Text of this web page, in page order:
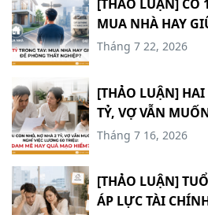
[THẢO LUẬN] CÓ
MUA NHÀ HAY
Tháng 7 22, 2026
[THẢO LUẬN]
TỶ, VỢ VẪN
60 TRIỆU: ĐAM
Tháng 7 16, 2026
[THẢO LUẬN]